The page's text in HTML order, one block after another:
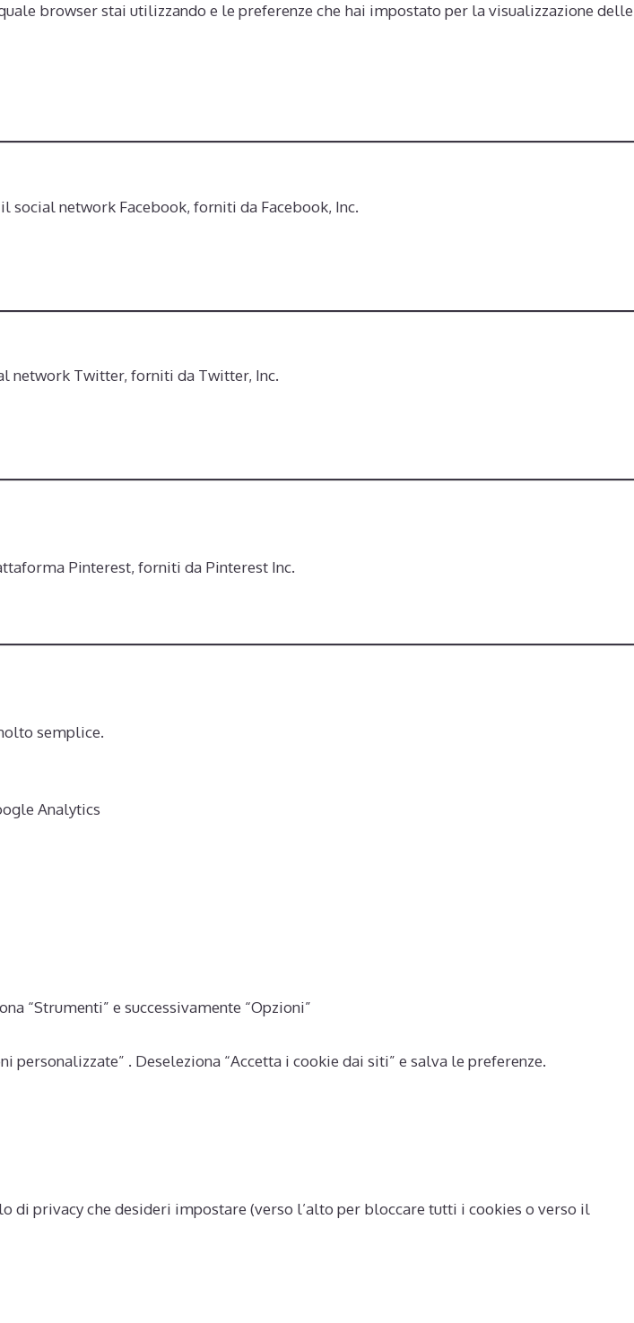
browser stai utilizzando e le preferenze che hai impostato per la visualizzazione delle
social network Facebook, forniti da Facebook, Inc.
network Twitter, forniti da Twitter, Inc.
Pinterest, forniti da Pinterest Inc.
semplice.
Analytics
“Strumenti” e successivamente “Opzioni”
. Deseleziona “Accetta i cookie dai siti” e salva le preferenze.
di privacy che desideri impostare (verso l’alto per bloccare tutti i cookies o verso il